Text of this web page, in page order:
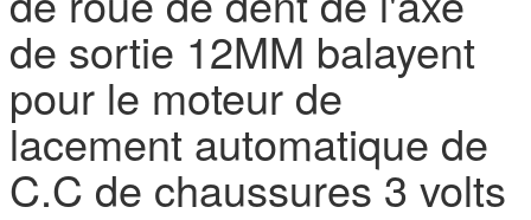
de sortie 12MM balayent
pour le moteur de
lacement automatique de
C.C de chaussures 3 volts